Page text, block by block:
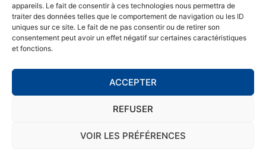
appareils. Le fait de consentir à ces technologies nous permettra de
traiter des données telles que le comportement de navigation ou les ID
uniques sur ce site. Le fait de ne pas consentir ou de retirer son
consentement peut avoir un effet négatif sur certaines caractéristiques
et fonctions.
ACCEPTER
REFUSER
VOIR LES PRÉFÉRENCES
CONTACT
MENTIONS LÉGALES